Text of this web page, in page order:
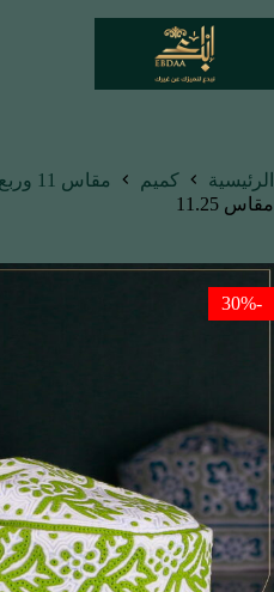
الرئيسية كميم مقاس 11 وربع
مقاس 11.25
-30%